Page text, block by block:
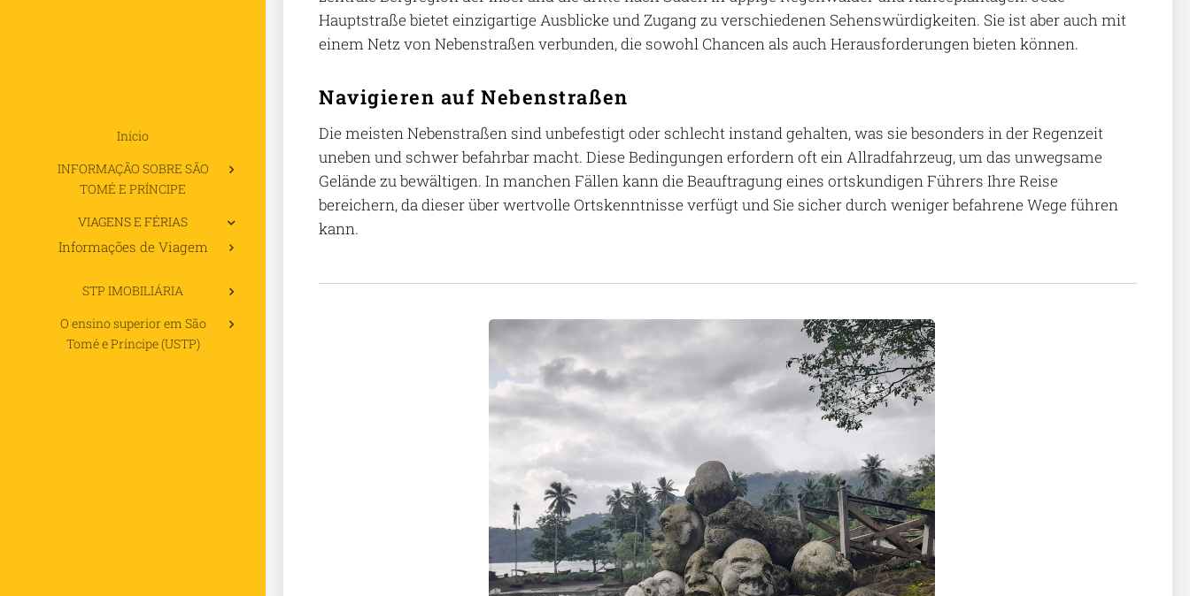
Início
INFORMAÇÃO SOBRE SÃO
TOMÉ E PRÍNCIPE
VIAGENS E FÉRIAS
Informações de Viagem
STP IMOBILIÁRIA
O ensino superior em São
Tomé e Príncipe (USTP)
Hauptstraße bietet einzigartige Ausblicke und Zugang zu verschiedenen Sehenswürdigkeiten. Sie ist aber auch mit
einem Netz von Nebenstraßen verbunden, die sowohl Chancen als auch Herausforderungen bieten können.
Navigieren auf Nebenstraßen
Die meisten Nebenstraßen sind unbefestigt oder schlecht instand gehalten, was sie besonders in der Regenzeit
uneben und schwer befahrbar macht. Diese Bedingungen erfordern oft ein Allradfahrzeug, um das unwegsame
Gelände zu bewältigen. In manchen Fällen kann die Beauftragung eines ortskundigen Führers Ihre Reise
bereichern, da dieser über wertvolle Ortskenntnisse verfügt und Sie sicher durch weniger befahrene Wege führen
kann.